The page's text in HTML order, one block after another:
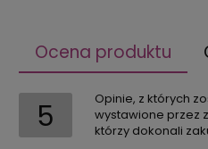
Ocena produktu
5
Opinie, z których
wystawione przez
którzy dokonali